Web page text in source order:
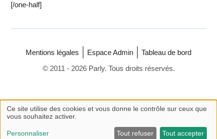
[/one-half]
Mentions légales Espace Admin
Tableau de bord
© 2011 - 2026 Parly. Tous droits réservés.
Ce site utilise des cookies et vous donne le contrôle sur ceux que
vous souhaitez activer.
Personnaliser Tout refuser Tout accepter